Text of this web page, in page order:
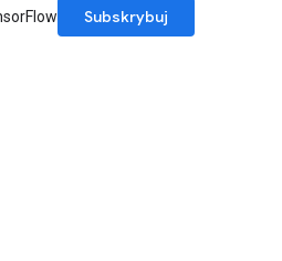
Subskrybuj